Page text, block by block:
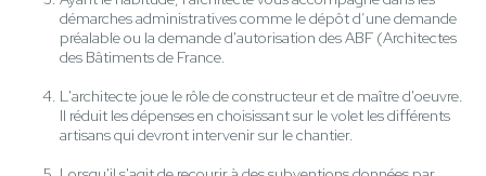
démarches administratives comme le dépôt d’une demande
préalable ou la demande d'autorisation des ABF (Architectes
des Bâtiments de France.
L'architecte joue le rôle de constructeur et de maître d'oeuvre.
Il réduit les dépenses en choisissant sur le volet les différents
artisans qui devront intervenir sur le chantier.